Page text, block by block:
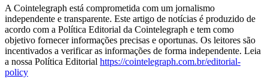
A Cointelegraph está comprometida com um jornalismo
independente e transparente. Este artigo de notícias é produzido de
acordo com a Política Editorial da Cointelegraph e tem como
objetivo fornecer informações precisas e oportunas. Os leitores são
incentivados a verificar as informações de forma independente. Leia
a nossa Política Editorial https://cointelegraph.com.br/editorial-
policy